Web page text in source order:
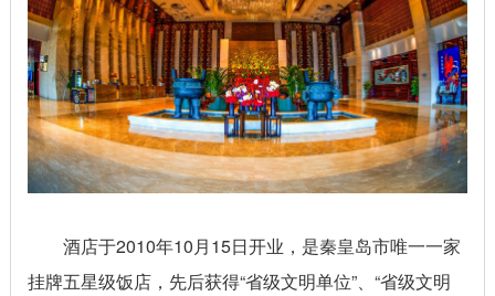
酒店于2010年10月15日开业，是秦皇岛市唯一一家
挂牌五星级饭店，先后获得“省级文明单位”、“省级文明